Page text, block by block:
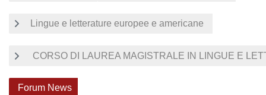
Lingue e letterature europee e americane
CORSO DI LAUREA MAGISTRALE IN LINGUE E
Forum News